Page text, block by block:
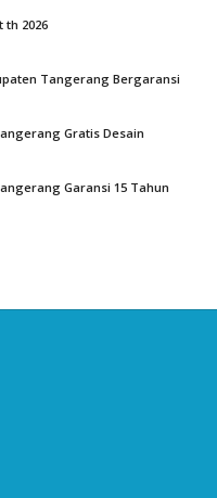
th 2026
Tangerang Bergaransi
Gratis Desain
Garansi 15 Tahun